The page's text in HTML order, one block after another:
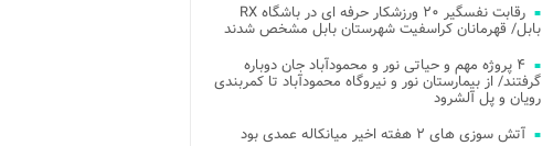
رقابت نفسگیر ۲۰ ورزشکار حرفه ای در باشگاه RX
بابل/ قهرمانان کراسفیت شهرستان بابل مشخص شدند
۴ پروژه مهم و حیاتی نور و محمودآباد جان دوباره
گرفتند/ از بیمارستان نور و نیروگاه محمودآباد تا کمربندی
رویان و پل آلشرود
آتش‌ سوزی‌ های ۲ هفته اخیر میانکاله عمدی بود